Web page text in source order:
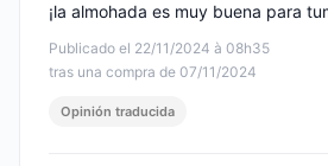
Publicado el 22/11/2024 à 08h35
tras una compra de 07/11/2024
¡la almohada es muy buena para
Opinión traducida